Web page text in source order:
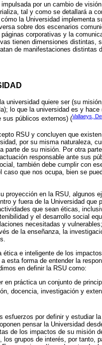
por un cambio de
tal y como se detallará a
la Universidad implementa
sobre dos escenarios
corporativas y la
tienen dimensiones distintas,
de manifestaciones distintas
universidad quiere ser (su
lo que la universidad es y
sus públicos externos) (Vallaeys,
RSU y concluyen que
por su misma naturaleza,
parte de su misión. Por otra
responsable ante sus
también debe cumplir con
que nos ocupa, bien se
proyección en la RSU, algunos
y fuera de la Universidad que
que sean éticas,
y el desarrollo social
necesitadas y
de la enseñanza, la
e inteligente de los
esta forma de entender la
en definir la RSU como:
en práctica un conjunto de
docencia, investigación y
esfuerzos por definir y estudiar
pensar la Universidad
de los impactos de su misión
grupos de interés, por tanto,